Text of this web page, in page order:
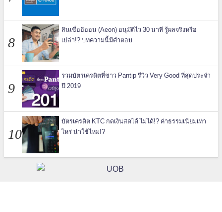
สินเชื่ออิออน (Aeon) อนุมัติไว 30 นาที รู้ผลจริงหรือ
เปล่า!? บทความนี้มีคำตอบ
รวมบัตรเครดิตที่ชาว Pantip รีวิว Very Good ที่สุดประจำ
ปี 2019
บัตรเครดิต KTC กดเงินสดได้ ไม่ได้!? ค่าธรรมเนียมเท่า
ไหร่ น่าใช้ไหม!?